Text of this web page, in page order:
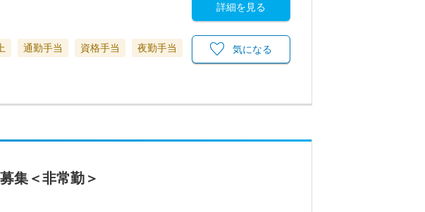
通勤手当 資格手当
夜勤手当
詳細を見る
気になる
集＜非常勤＞